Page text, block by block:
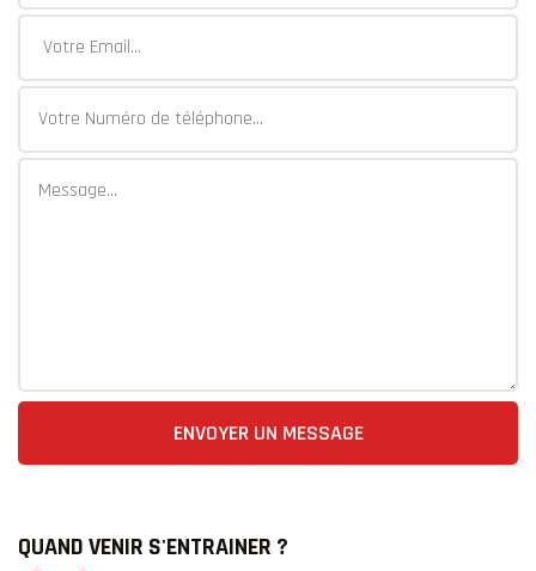
ENVOYER UN MESSAGE
QUAND VENIR S'ENTRAINER ?